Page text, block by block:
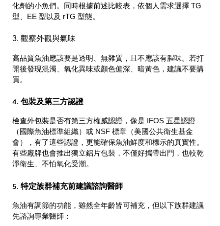
化劑的小魚們。同時根據前述比較表，依個人需求選擇 TG
型、EE 型以及 rTG 型態。
3. 觀察外觀與氣味
高品質魚油應該要是透明、無雜質，且不應該有腥味。若打
開後發現混濁、氧化異味或顏色偏深、暗黃色，建議不要購
買。
4. 包裝及第三方認證
檢查外包裝是否有第三方權威認證，像是 IFOS 五星認證
（國際魚油標準組織）或 NSF 標章（美國公共衛生基金
會），有了這些認證，更能確保魚油鮮度和標示的真實性。
有些廠牌也會推出獨立鋁片包裝，不僅好攜帶出門，也較乾
淨衛生、不怕氧化受潮。
5. 特定族群補充前建議諮詢醫師
魚油有調節的功能，雖然全年齡皆可補充，但以下族群建議
先諮詢專業醫師：